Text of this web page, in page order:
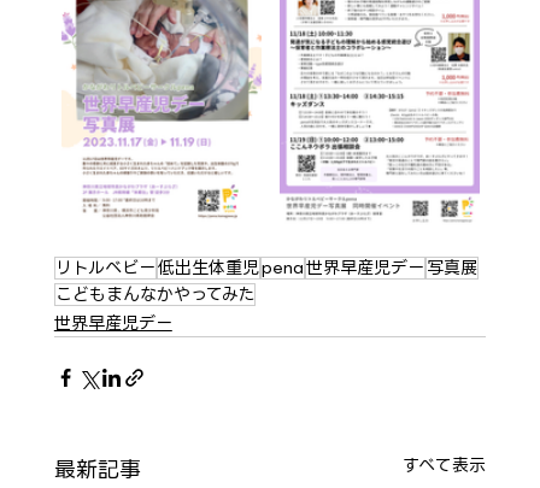
リトルベビー低出生体重児pena世界早産児デー写真展
こどもまんなかやってみた
世界早産児デー
最新記事 すべて表示